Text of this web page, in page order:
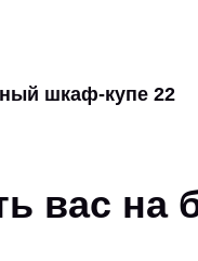
шкаф-купе 22
вас на